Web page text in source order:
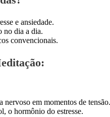
e ansiedade.
no dia a dia.
convencionais.
nervoso em momentos de tensão.
o hormônio do estresse.